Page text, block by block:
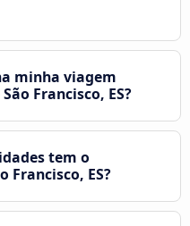
minha viagem
Francisco, ES?
tem o
Francisco, ES?